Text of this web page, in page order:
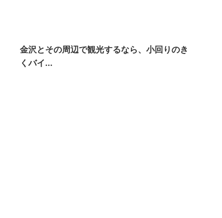
金沢とその周辺で観光するなら、小回りのき
くバイ...